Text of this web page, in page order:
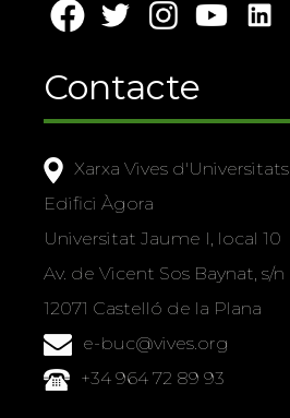
Contacte
Xarxa Vives d'Universitats
Edifici Àgora
Universitat Jaume I, local 10
Av. de Vicent Sos Baynat, s/n
12071 Castelló de la Plana
e-buc@vives.org
+34 964 72 89 93